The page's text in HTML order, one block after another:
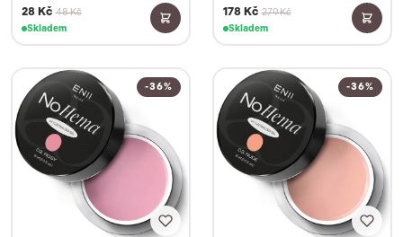
28 Kč 48 Kč
Skladem
178 Kč 279 Kč
Skladem
-36% -36%